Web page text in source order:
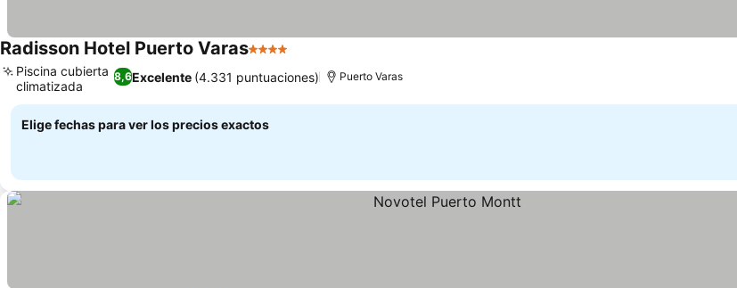
Radisson Hotel Puerto Varas4 Estrellas
8,6Excelente (4.331 puntuaciones)
Piscina cubierta
climatizada
Puerto Varas
Elige fechas para ver los precios exactos